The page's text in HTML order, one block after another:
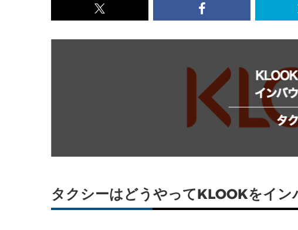
x<br>
す
Facebook<br>
を
シ
ェ
す
タクシーはどうやってKLOOKをイ